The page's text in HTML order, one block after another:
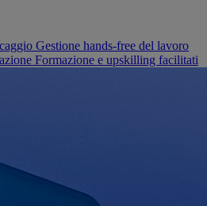
Gestione hands-free del lavoro
Formazione e upskilling facilitati